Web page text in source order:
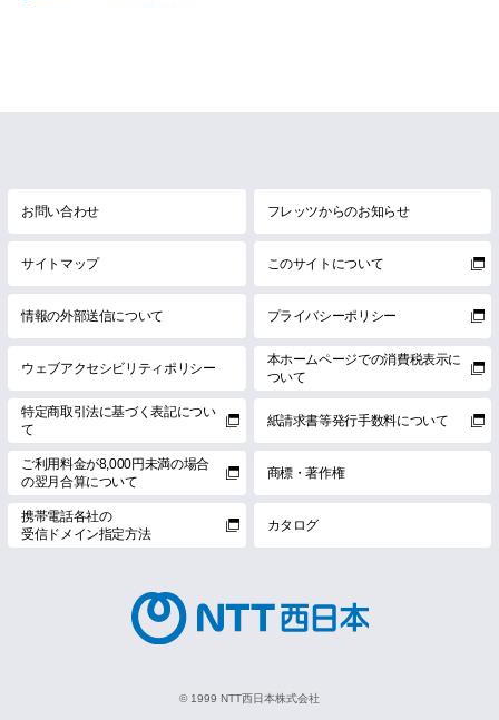
お問い合わせ フレッツからのお知らせ
サイトマップ このサイトについて
情報の外部送信について プライバシーポリシー
ウェブアクセシビリティポリシー
本ホームページでの消費税表示に
ついて
特定商取引法に基づく表記につい
て
紙請求書等発行手数料について
ご利用料金が8,000円未満の場合
の翌月合算について
商標・著作権
携帯電話各社の
受信ドメイン指定方法
カタログ
© 1999 NTT西日本株式会社